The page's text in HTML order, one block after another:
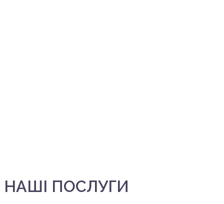
НАШІ ПОСЛУГИ